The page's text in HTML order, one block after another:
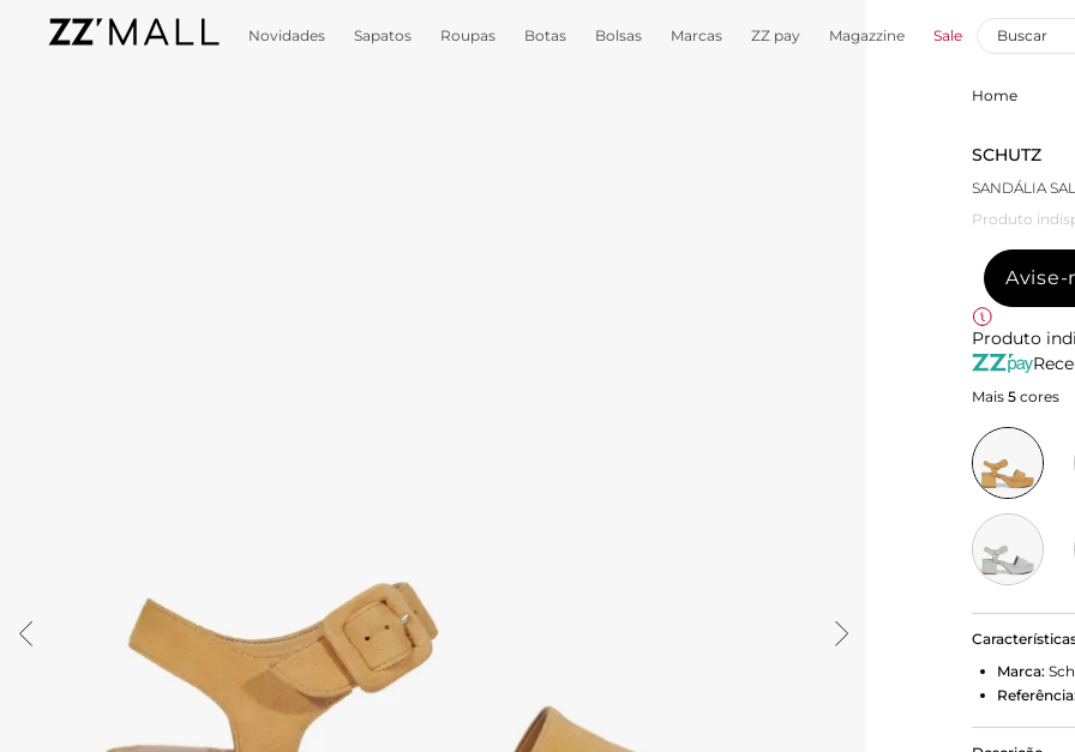
Novidades Sapatos Roupas Botas Bolsas Marcas ZZ pay Magazzine Sale
Home
SCHUTZ
SANDÁLIA
Produto
Avise-
Produto
Mais 5 cores
Marca:
Referência: